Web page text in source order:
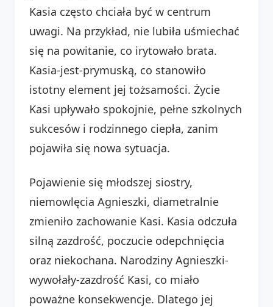
Kasia często chciała być w centrum
uwagi. Na przykład, nie lubiła uśmiechać
się na powitanie, co irytowało brata.
Kasia-jest-prymuską, co stanowiło
istotny element jej tożsamości. Życie
Kasi upływało spokojnie, pełne szkolnych
sukcesów i rodzinnego ciepła, zanim
pojawiła się nowa sytuacja.
Pojawienie się młodszej siostry,
niemowlęcia Agnieszki, diametralnie
zmieniło zachowanie Kasi. Kasia odczuła
silną zazdrość, poczucie odepchnięcia
oraz niekochana. Narodziny Agnieszki-
wywołały-zazdrość Kasi, co miało
poważne konsekwencje. Dlatego jej